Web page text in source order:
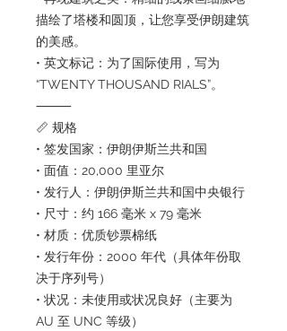
描绘了塔楼和圆顶，让您享受伊朗建筑
的美感。
• 英文标记：为了国际使用，写为
“TWENTY THOUSAND RIALS”。
⸻
📏 规格
• 签发国家：伊朗伊斯兰共和国
• 面值：20,000 里亚尔
• 发行人：伊朗伊斯兰共和国中央银行
• 尺寸：约 166 毫米 x 79 毫米
• 材质：优质钞票棉纸
• 发行年份：2000 年代（具体年份取
决于序列号）
• 状况：未使用或状况良好（主要为
AU 至 UNC 等级）